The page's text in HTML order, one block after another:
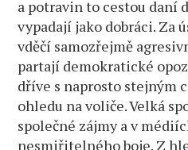
a potravin to cestou daní
vypadají jako dobráci. Za
vděčí samozřejmě
partají demokratické
dříve s naprosto stejným
ohledu na voliče. Velká
společné zájmy a v
nesmiřitelného boje. Z